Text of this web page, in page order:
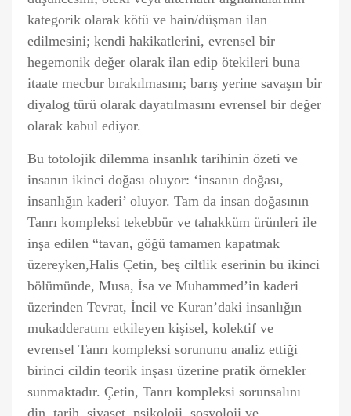
kategorik olarak kötü ve hain/düşman ilan
edilmesini; kendi hakikatlerini, evrensel bir
hegemonik değer olarak ilan edip ötekileri buna
itaate mecbur bırakılmasını; barış yerine savaşın bir
diyalog türü olarak dayatılmasını evrensel bir değer
olarak kabul ediyor.
Bu totolojik dilemma insanlık tarihinin özeti ve
insanın ikinci doğası oluyor: ‘insanın doğası,
insanlığın kaderi’ oluyor. Tam da insan doğasının
Tanrı kompleksi tekebbür ve tahakküm ürünleri ile
inşa edilen “tavan, göğü tamamen kapatmak
üzereyken,Halis Çetin, beş ciltlik eserinin bu ikinci
bölümünde, Musa, İsa ve Muhammed’in kaderi
üzerinden Tevrat, İncil ve Kuran’daki insanlığın
mukadderatını etkileyen kişisel, kolektif ve
evrensel Tanrı kompleksi sorununu analiz ettiği
birinci cildin teorik inşası üzerine pratik örnekler
sunmaktadır. Çetin, Tanrı kompleksi sorunsalını
din, tarih, siyaset, psikoloji, sosyoloji ve